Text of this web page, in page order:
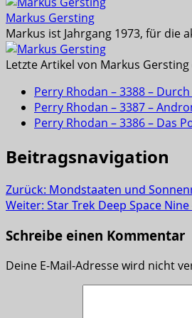
Markus Gersting
Markus ist Jahrgang 1973, für die
Letzte Artikel von Markus Gersting
Perry Rhodan – 3388 –
Perry Rhodan – 3387 –
Perry Rhodan – 3386 – Das
Beitragsnavigation
Zurück: Mondstaaten und
Weiter: Star Trek Deep Space
Schreibe einen Kommentar
Deine E-Mail-Adresse wird nicht